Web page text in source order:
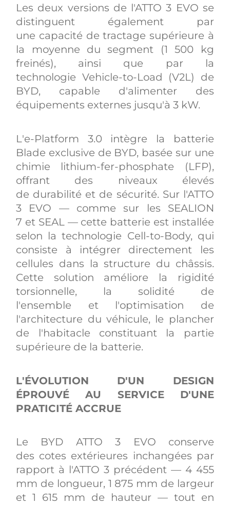
Les deux versions de l'ATTO 3 EVO se
distinguent également par
une capacité de tractage supérieure à
la moyenne du segment (1 500 kg
freinés), ainsi que par la
technologie Vehicle-to-Load (V2L) de
BYD, capable d'alimenter des
équipements externes jusqu'à 3 kW.
L'e-Platform 3.0 intègre la batterie
Blade exclusive de BYD, basée sur une
chimie lithium-fer-phosphate (LFP),
offrant des niveaux élevés
de durabilité et de sécurité. Sur l'ATTO
3 EVO — comme sur les SEALION
7 et SEAL — cette batterie est installée
selon la technologie Cell-to-Body, qui
consiste à intégrer directement les
cellules dans la structure du châssis.
Cette solution améliore la rigidité
torsionnelle, la solidité de
l'ensemble et l'optimisation de
l'architecture du véhicule, le plancher
de l'habitacle constituant la partie
supérieure de la batterie.
L'ÉVOLUTION D'UN DESIGN
ÉPROUVÉ AU SERVICE D'UNE
PRATICITÉ ACCRUE
Le BYD ATTO 3 EVO conserve
des cotes extérieures inchangées par
rapport à l'ATTO 3 précédent — 4 455
mm de longueur, 1 875 mm de largeur
et 1 615 mm de hauteur — tout en